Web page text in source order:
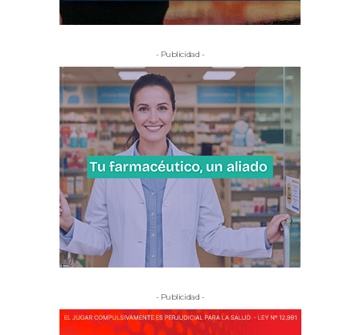
- Publicidad -
- Publicidad -